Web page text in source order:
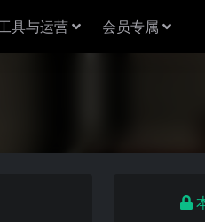
具与运营 会员专属